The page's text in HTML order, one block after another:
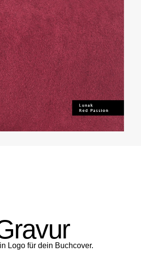
Logo für dein Buchcover.